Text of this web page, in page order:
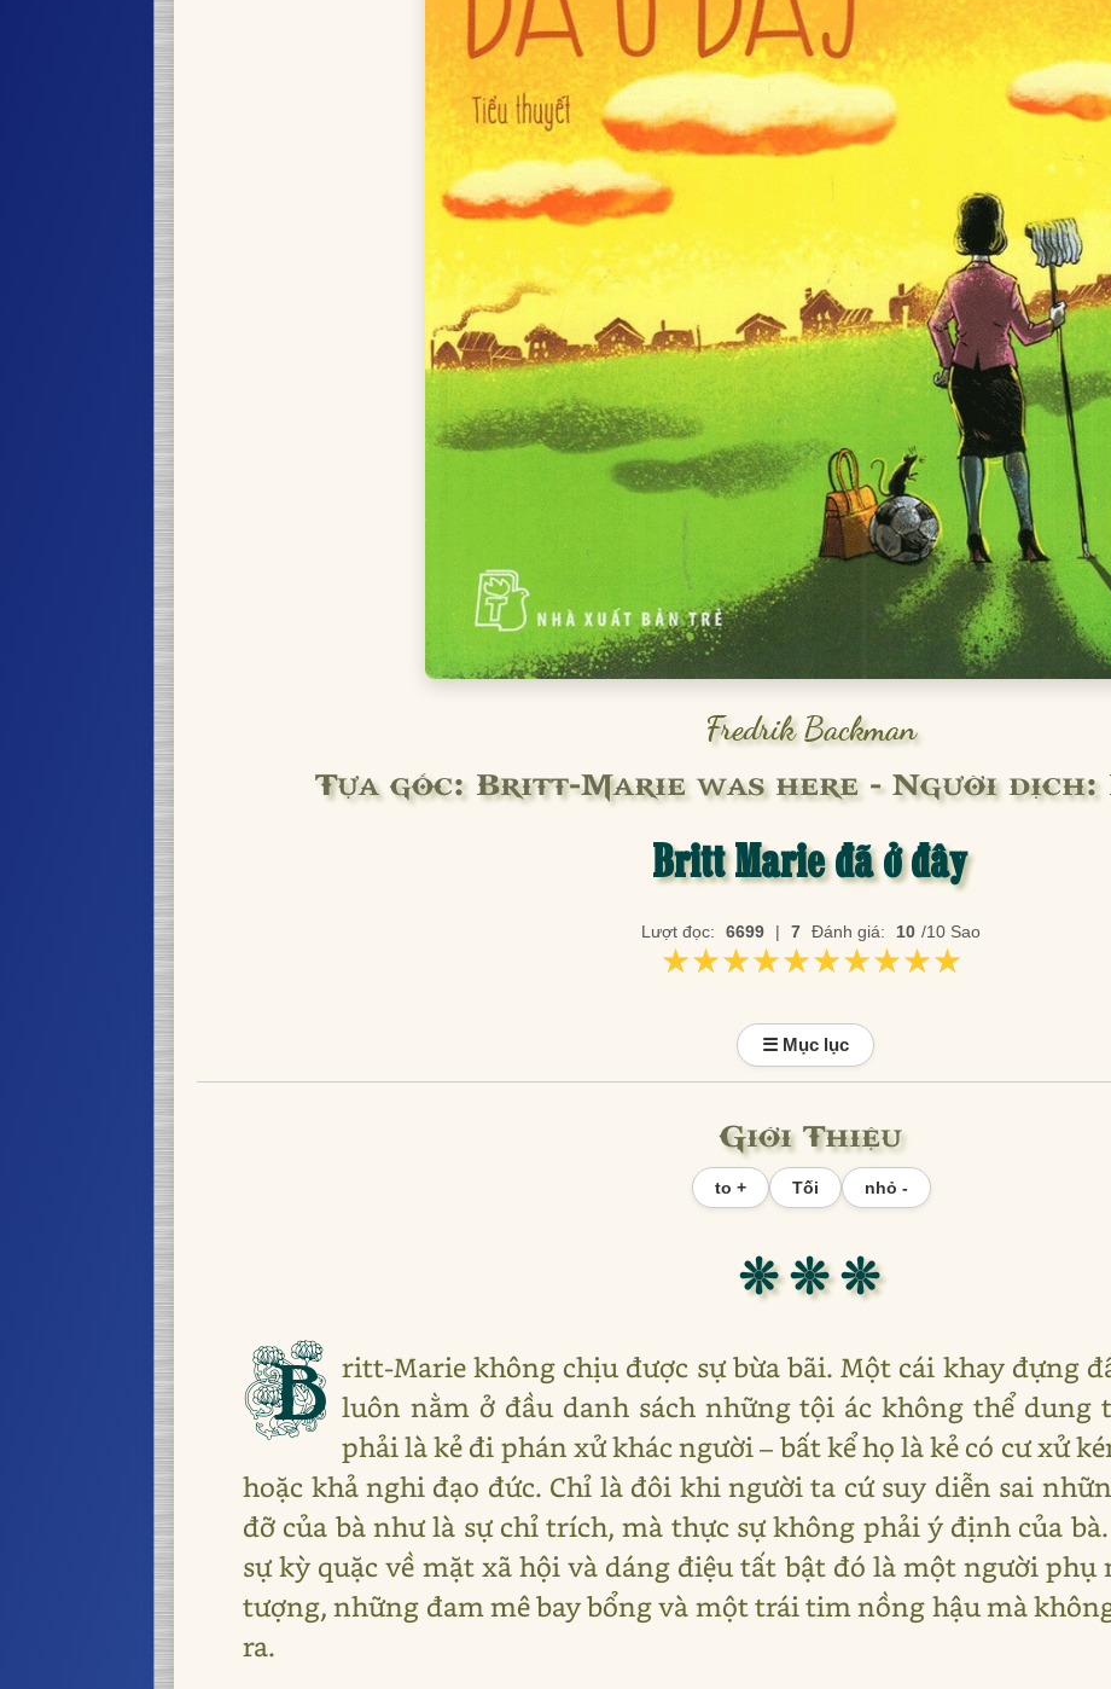
Fredrik Backman
Tựa gốc: Britt-Marie was here - Người dịch:
Britt Marie đã ở đây
Lượt đọc: 6699 | 7 Đánh giá: 10 /10 Sao
★★★★★★★★★★
★★★★★★★★★★
☰ Mục lục
Giới Thiệu
to + Tối nhỏ -
❊ ❊ ❊
B ritt-Marie không chịu được sự bừa bãi. Một cái khay đựng
luôn nằm ở đầu danh sách những tội ác không thể dung
phải là kẻ đi phán xử khác người – bất kể họ là kẻ có cư xử
hoặc khả nghi đạo đức. Chỉ là đôi khi người ta cứ suy diễn sai
đỡ của bà như là sự chỉ trích, mà thực sự không phải ý định của
sự kỳ quặc về mặt xã hội và dáng điệu tất bật đó là một người
tượng, những đam mê bay bổng và một trái tim nồng hậu mà
ra.